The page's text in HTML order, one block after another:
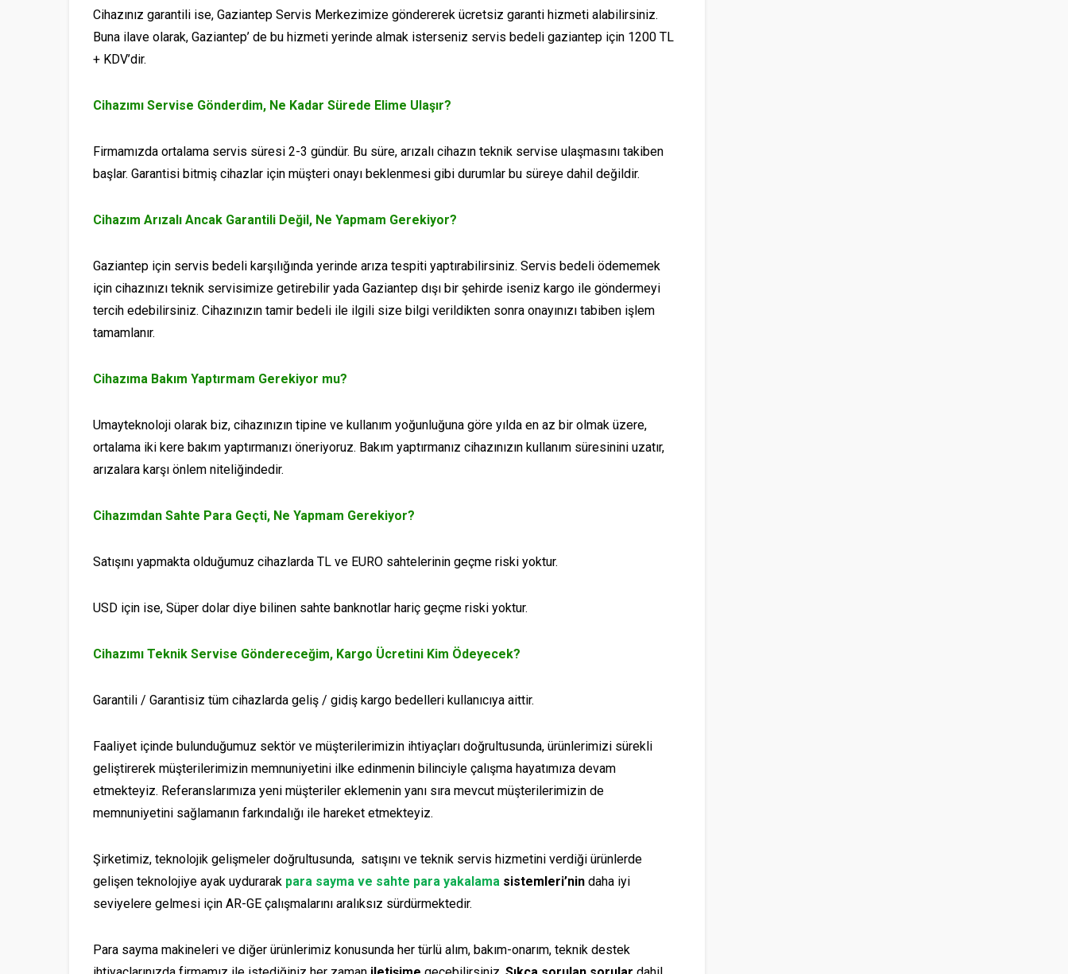
Cihazınız garantili ise, Gaziantep Servis Merkezimize göndererek ücretsiz garanti hizmeti alabilirsiniz.
Buna ilave olarak, Gaziantep’ de bu hizmeti yerinde almak isterseniz servis bedeli gaziantep için 1200 TL
+ KDV’dir.
Cihazımı Servise Gönderdim, Ne Kadar Sürede Elime Ulaşır?
Firmamızda ortalama servis süresi 2-3 gündür. Bu süre, arızalı cihazın teknik servise ulaşmasını takiben
başlar. Garantisi bitmiş cihazlar için müşteri onayı beklenmesi gibi durumlar bu süreye dahil değildir.
Cihazım Arızalı Ancak Garantili Değil, Ne Yapmam Gerekiyor?
Gaziantep için servis bedeli karşılığında yerinde arıza tespiti yaptırabilirsiniz. Servis bedeli ödememek
için cihazınızı teknik servisimize getirebilir yada Gaziantep dışı bir şehirde iseniz kargo ile göndermeyi
tercih edebilirsiniz. Cihazınızın tamir bedeli ile ilgili size bilgi verildikten sonra onayınızı tabiben işlem
tamamlanır.
Cihazıma Bakım Yaptırmam Gerekiyor mu?
Umayteknoloji olarak biz, cihazınızın tipine ve kullanım yoğunluğuna göre yılda en az bir olmak üzere,
ortalama iki kere bakım yaptırmanızı öneriyoruz. Bakım yaptırmanız cihazınızın kullanım süresinini uzatır,
arızalara karşı önlem niteliğindedir.
Cihazımdan Sahte Para Geçti, Ne Yapmam Gerekiyor?
Satışını yapmakta olduğumuz cihazlarda TL ve EURO sahtelerinin geçme riski yoktur.
USD için ise, Süper dolar diye bilinen sahte banknotlar hariç geçme riski yoktur.
Cihazımı Teknik Servise Göndereceğim, Kargo Ücretini Kim Ödeyecek?
Garantili / Garantisiz tüm cihazlarda geliş / gidiş kargo bedelleri kullanıcıya aittir.
Faaliyet içinde bulunduğumuz sektör ve müşterilerimizin ihtiyaçları doğrultusunda, ürünlerimizi sürekli
geliştirerek müşterilerimizin memnuniyetini ilke edinmenin bilinciyle çalışma hayatımıza devam
etmekteyiz. Referanslarımıza yeni müşteriler eklemenin yanı sıra mevcut müşterilerimizin de
memnuniyetini sağlamanın farkındalığı ile hareket etmekteyiz.
Şirketimiz, teknolojik gelişmeler doğrultusunda, satışını ve teknik servis hizmetini verdiği ürünlerde
gelişen teknolojiye ayak uydurarak para sayma ve sahte para yakalama sistemleri’nin daha iyi
seviyelere gelmesi için AR-GE çalışmalarını aralıksız sürdürmektedir.
Para sayma makineleri ve diğer ürünlerimiz konusunda her türlü alım, bakım-onarım, teknik destek
Müşteri Temsilcisi
Cevap Yaz